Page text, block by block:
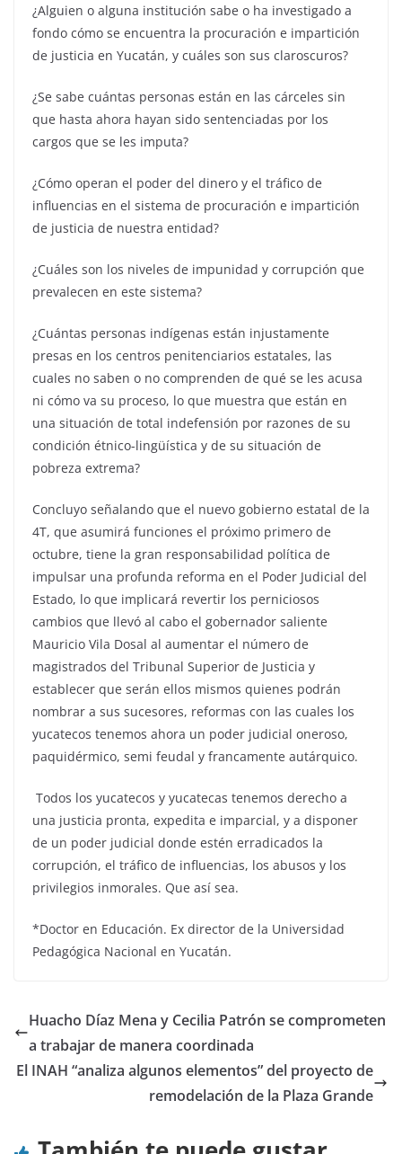
¿Alguien o alguna institución sabe o ha investigado a
fondo cómo se encuentra la procuración e impartición
de justicia en Yucatán, y cuáles son sus claroscuros?
¿Se sabe cuántas personas están en las cárceles sin
que hasta ahora hayan sido sentenciadas por los
cargos que se les imputa?
¿Cómo operan el poder del dinero y el tráfico de
influencias en el sistema de procuración e impartición
de justicia de nuestra entidad?
¿Cuáles son los niveles de impunidad y corrupción que
prevalecen en este sistema?
¿Cuántas personas indígenas están injustamente
presas en los centros penitenciarios estatales, las
cuales no saben o no comprenden de qué se les acusa
ni cómo va su proceso, lo que muestra que están en
una situación de total indefensión por razones de su
condición étnico-lingüística y de su situación de
pobreza extrema?
Concluyo señalando que el nuevo gobierno estatal de la
4T, que asumirá funciones el próximo primero de
octubre, tiene la gran responsabilidad política de
impulsar una profunda reforma en el Poder Judicial del
Estado, lo que implicará revertir los perniciosos
cambios que llevó al cabo el gobernador saliente
Mauricio Vila Dosal al aumentar el número de
magistrados del Tribunal Superior de Justicia y
establecer que serán ellos mismos quienes podrán
nombrar a sus sucesores, reformas con las cuales los
yucatecos tenemos ahora un poder judicial oneroso,
paquidérmico, semi feudal y francamente autárquico.
Todos los yucatecos y yucatecas tenemos derecho a
una justicia pronta, expedita e imparcial, y a disponer
de un poder judicial donde estén erradicados la
corrupción, el tráfico de influencias, los abusos y los
privilegios inmorales. Que así sea.
*Doctor en Educación. Ex director de la Universidad
Pedagógica Nacional en Yucatán.
Huacho Díaz Mena y Cecilia Patrón se comprometen
a trabajar de manera coordinada
El INAH “analiza algunos elementos” del proyecto de
remodelación de la Plaza Grande